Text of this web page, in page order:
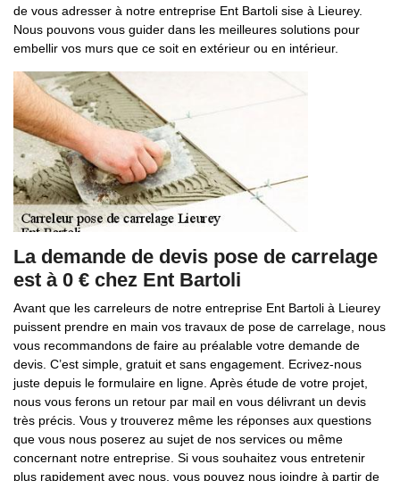
de vous adresser à notre entreprise Ent Bartoli sise à Lieurey.
Nous pouvons vous guider dans les meilleures solutions pour
embellir vos murs que ce soit en extérieur ou en intérieur.
La demande de devis pose de carrelage
est à 0 € chez Ent Bartoli
Avant que les carreleurs de notre entreprise Ent Bartoli à Lieurey
puissent prendre en main vos travaux de pose de carrelage, nous
vous recommandons de faire au préalable votre demande de
devis. C’est simple, gratuit et sans engagement. Ecrivez-nous
juste depuis le formulaire en ligne. Après étude de votre projet,
nous vous ferons un retour par mail en vous délivrant un devis
très précis. Vous y trouverez même les réponses aux questions
que vous nous poserez au sujet de nos services ou même
concernant notre entreprise. Si vous souhaitez vous entretenir
plus rapidement avec nous, vous pouvez nous joindre à partir de